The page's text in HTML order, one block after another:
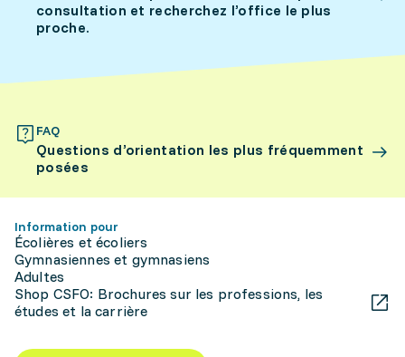
consultation et recherchez l’office le plus
proche.
FAQ
Questions d’orientation les plus fréquemment
posées
Information pour
Écolières et écoliers
Gymnasiennes et gymnasiens
Adultes
Shop CSFO: Brochures sur les professions, les
études et la carrière